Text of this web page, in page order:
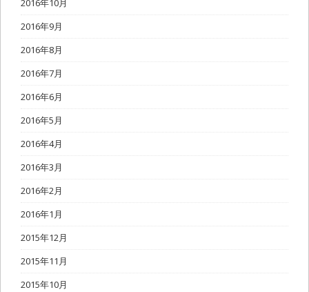
2016年10月
2016年9月
2016年8月
2016年7月
2016年6月
2016年5月
2016年4月
2016年3月
2016年2月
2016年1月
2015年12月
2015年11月
2015年10月